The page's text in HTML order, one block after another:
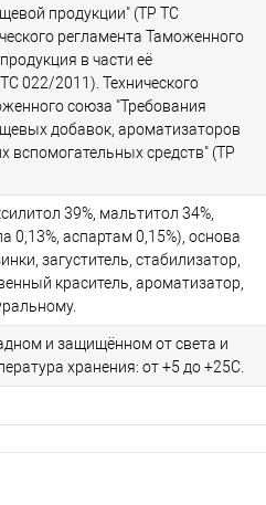
продукции" (ТР ТС
регламента Таможенного
в части её
022/2011). Технического
союза "Требования
добавок, ароматизаторов
вспомогательных средств" (ТР
39%, мальтитол 34%,
0,13%, аспартам 0,15%), основа
загуститель, стабилизатор,
краситель, ароматизатор,
и защищённом от света и
хранения: от +5 до +25С.